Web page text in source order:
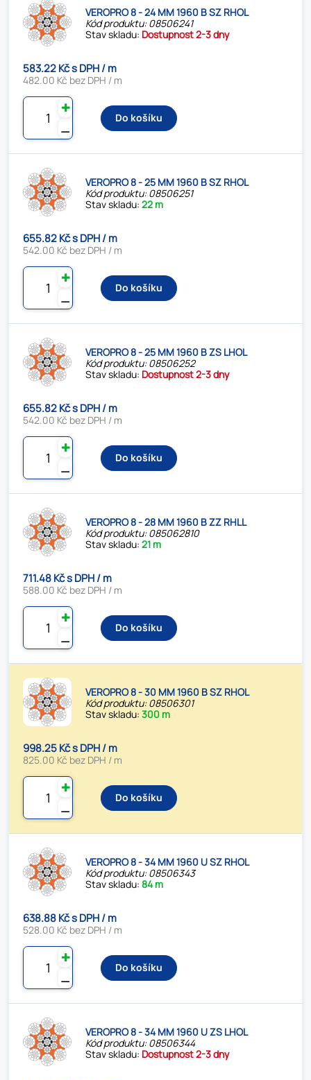
VEROPRO 8 - 24 MM 1960 B SZ RHOL
Kód produktu: 08506241
Stav skladu: Dostupnost 2-3 dny
583.22 Kč s DPH / m
482.00 Kč bez DPH / m
⚊
✚
Do košíku
VEROPRO 8 - 25 MM 1960 B SZ RHOL
Kód produktu: 08506251
Stav skladu:22 m
655.82 Kč s DPH / m
542.00 Kč bez DPH / m
⚊
✚
Do košíku
VEROPRO 8 - 25 MM 1960 B ZS LHOL
Kód produktu: 08506252
Stav skladu: Dostupnost 2-3 dny
655.82 Kč s DPH / m
542.00 Kč bez DPH / m
⚊
✚
Do košíku
VEROPRO 8 - 28 MM 1960 B ZZ RHLL
Kód produktu: 085062810
Stav skladu:21 m
711.48 Kč s DPH / m
588.00 Kč bez DPH / m
⚊
✚
Do košíku
VEROPRO 8 - 30 MM 1960 B SZ RHOL
Kód produktu: 08506301
Stav skladu:300 m
998.25 Kč s DPH / m
825.00 Kč bez DPH / m
⚊
✚
Do košíku
VEROPRO 8 - 34 MM 1960 U SZ RHOL
Kód produktu: 08506343
Stav skladu:84 m
638.88 Kč s DPH / m
528.00 Kč bez DPH / m
⚊
✚
Do košíku
VEROPRO 8 - 34 MM 1960 U ZS LHOL
Kód produktu: 08506344
Stav skladu: Dostupnost 2-3 dny